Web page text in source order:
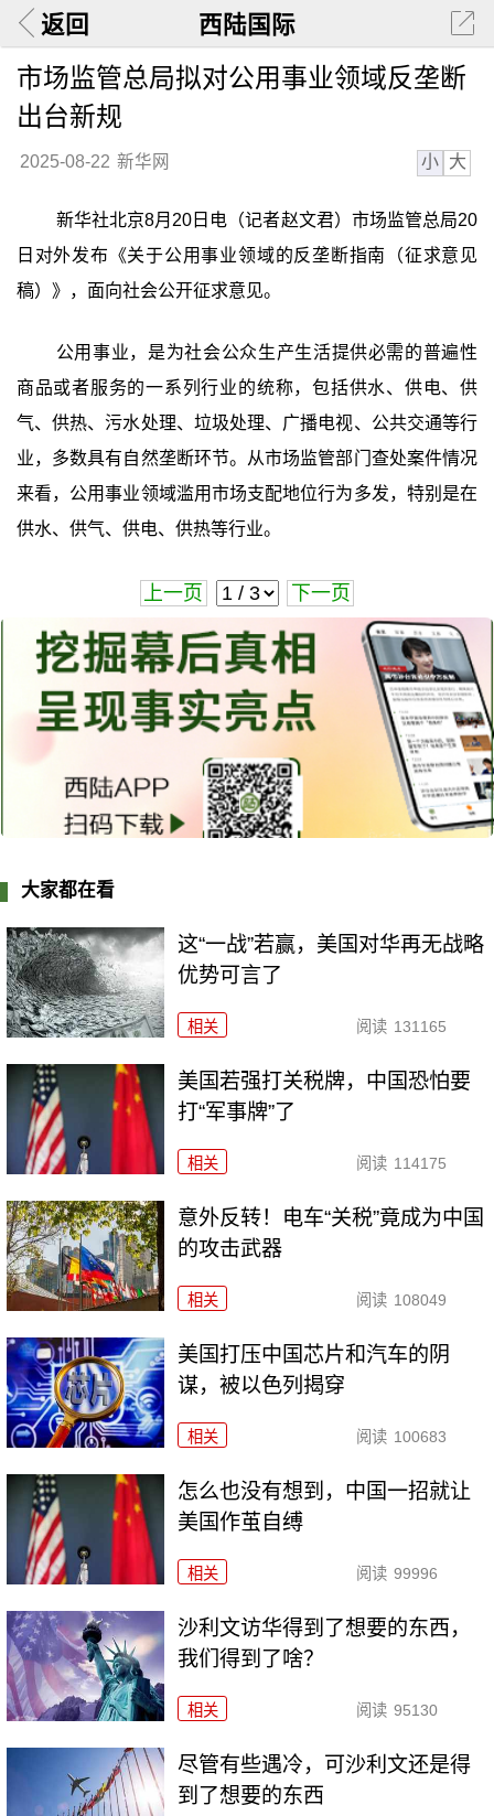
返回 西陆国际
市场监管总局拟对公用事业领域反垄断
出台新规
2025-08-22 新华网 小 大
新华社北京8月20日电（记者赵文君）市场监管总局20
日对外发布《关于公用事业领域的反垄断指南（征求意见
稿）》，面向社会公开征求意见。
公用事业，是为社会公众生产生活提供必需的普遍性
商品或者服务的一系列行业的统称，包括供水、供电、供
气、供热、污水处理、垃圾处理、广播电视、公共交通等行
业，多数具有自然垄断环节。从市场监管部门查处案件情况
来看，公用事业领域滥用市场支配地位行为多发，特别是在
供水、供气、供电、供热等行业。
上一页 下一页
大家都在看
这“一战”若赢，美国对华再无战略
优势可言了
相关 阅读 131165
美国若强打关税牌，中国恐怕要
打“军事牌”了
相关 阅读 114175
意外反转！电车“关税”竟成为中国
的攻击武器
相关 阅读 108049
美国打压中国芯片和汽车的阴
谋，被以色列揭穿
相关 阅读 100683
怎么也没有想到，中国一招就让
美国作茧自缚
相关 阅读 99996
沙利文访华得到了想要的东西，
我们得到了啥？
相关 阅读 95130
尽管有些遇冷，可沙利文还是得
到了想要的东西